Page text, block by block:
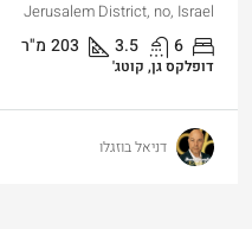
Jerusalem District, no, Israel
6
3.5
203 מ"ר
דופלקס גן, קוטג'
דניאל בוזגלו